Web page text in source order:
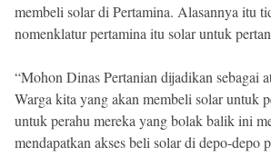
membeli solar di Pertamina. Alasannya itu
nomenklatur pertamina itu solar untuk
“Mohon Dinas Pertanian dijadikan sebagai
Warga kita yang akan membeli solar untuk
untuk perahu mereka yang bolak balik ini
mendapatkan akses beli solar di depo-depo